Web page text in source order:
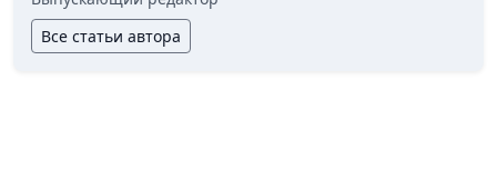
Все статьи автора